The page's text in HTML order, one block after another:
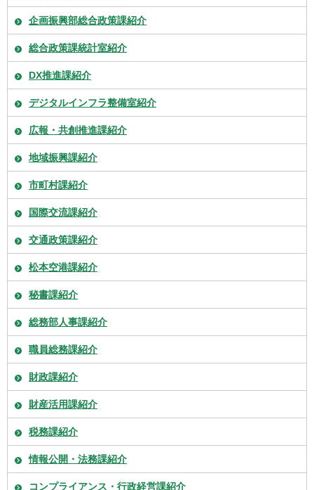
企画振興部総合政策課紹介
総合政策課統計室紹介
DX推進課紹介
デジタルインフラ整備室紹介
広報・共創推進課紹介
地域振興課紹介
市町村課紹介
国際交流課紹介
交通政策課紹介
松本空港課紹介
秘書課紹介
総務部人事課紹介
職員総務課紹介
財政課紹介
財産活用課紹介
税務課紹介
情報公開・法務課紹介
コンプライアンス・行政経営課紹介